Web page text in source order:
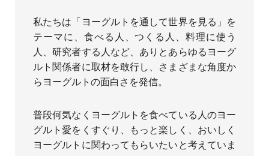
私たちは「ヨーグルトを通して世界を見る」を
テーマに、食べる人、つくる人、料理に使う
人、研究者する人など、ありとあらゆるヨーグ
ルト関係者に取材を敢行し、さまざまな角度か
らヨーグルトの面白さを発信。
普段何気なくヨーグルトを食べている人のヨー
グルト愛をくすぐり、もっと楽しく、おいしく
ヨーグルトに関わってもらいたいと考えていま